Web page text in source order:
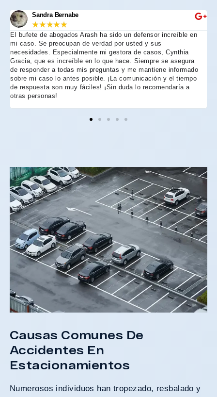
Sandra Bernabe
★★★★★
El bufete de abogados Arash ha sido un defensor increíble en
mi caso. Se preocupan de verdad por usted y sus
necesidades. Especialmente mi gestora de casos, Cynthia
Gracia, que es increíble en lo que hace. Siempre se asegura
de responder a todas mis preguntas y me mantiene informado
sobre mi caso lo antes posible. ¡La comunicación y el tiempo
de respuesta son muy fáciles! ¡Sin duda lo recomendaría a
otras personas!
Causas Comunes De
Accidentes En
Estacionamientos
Numerosos individuos han tropezado, resbalado y